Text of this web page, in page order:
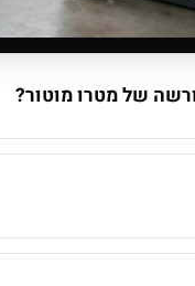
של מטרו מוטור?